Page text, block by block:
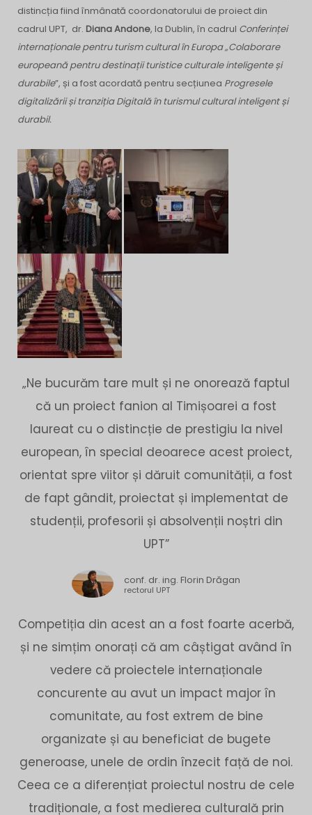
distincția fiind înmânată coordonatorului de proiect din
cadrul UPT, dr. Diana Andone, la Dublin, în cadrul Conferinței
internaționale pentru turism cultural în Europa „Colaborare
europeană pentru destinații turistice culturale inteligente și
durabile”, și a fost acordată pentru secțiunea Progresele
digitalizării și tranziția Digitală în turismul cultural inteligent și
durabil.
„Ne bucurăm tare mult și ne onorează faptul
că un proiect fanion al Timișoarei a fost
laureat cu o distincție de prestigiu la nivel
european, în special deoarece acest proiect,
orientat spre viitor și dăruit comunității, a fost
de fapt gândit, proiectat și implementat de
studenții, profesorii și absolvenții noștri din
UPT”
conf. dr. ing. Florin Drăgan
rectorul UPT
Competiția din acest an a fost foarte acerbă,
și ne simțim onorați că am câștigat având în
vedere că proiectele internaționale
concurente au avut un impact major în
comunitate, au fost extrem de bine
organizate și au beneficiat de bugete
generoase, unele de ordin înzecit față de noi.
Ceea ce a diferențiat proiectul nostru de cele
tradiționale, a fost medierea culturală prin